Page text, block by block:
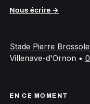
Nous écrire →
Stade Pierre
Villenave-d'Ornon •
EN CE MOMENT